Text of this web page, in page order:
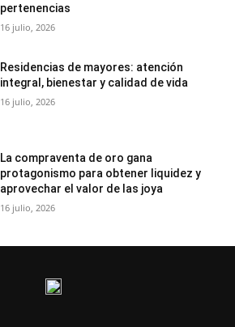
pertenencias
16 julio, 2026
Residencias de mayores: atención
integral, bienestar y calidad de vida
16 julio, 2026
La compraventa de oro gana
protagonismo para obtener liquidez y
aprovechar el valor de las joya
16 julio, 2026